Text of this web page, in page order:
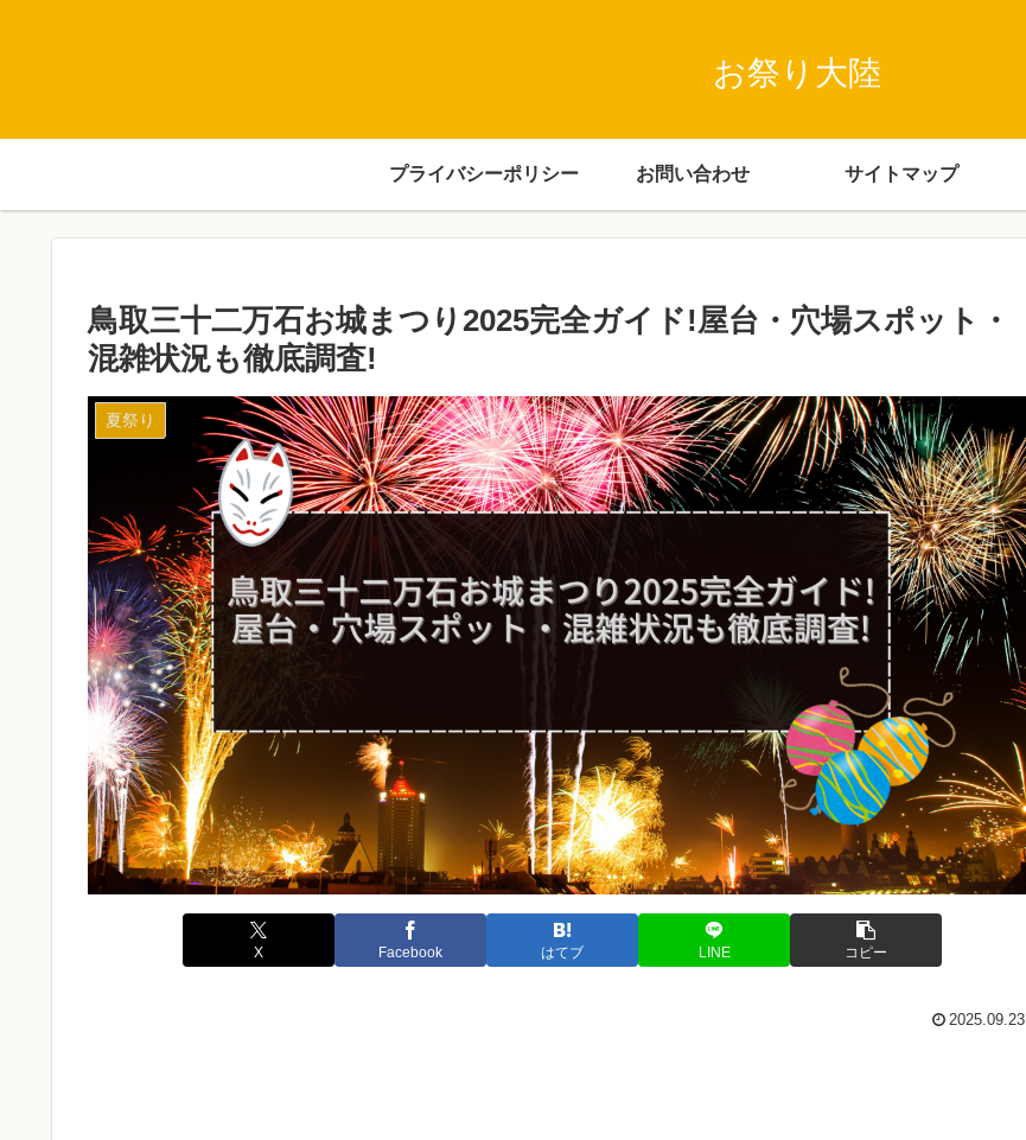
お祭り大陸
プライバシーポリシー お問い合わせ サイトマップ
鳥取三十二万石お城まつり2025完全ガイド!屋台・穴場スポット・
混雑状況も徹底調査!
夏祭り
X Facebook はてブ LINE コピー
2025.09.23